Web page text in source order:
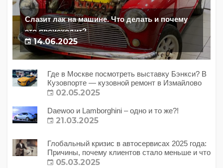
Слазит лак на машине. Что делать и почему
это происходит?
14.06.2025
Где в Москве посмотреть выставку Бэнкси? В
Кузовпорте — кузовной ремонт в Измайлово
02.05.2025
Daewoo и Lamborghini – одно и то же?!
21.03.2025
Глобальный кризис в автосервисах 2025 года:
Причины, почему клиентов стало меньше и что
с этим делать?
05.03.2025